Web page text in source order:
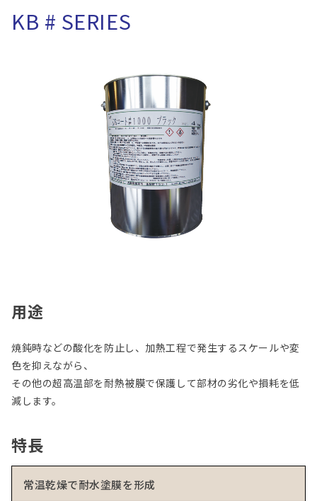
KB # SERIES
用途
焼鈍時などの酸化を防止し、加熱工程で発生するスケールや変
色を抑えながら、
その他の超高温部を耐熱被膜で保護して部材の劣化や損耗を低
減します。
特長
常温乾燥で耐水塗膜を形成